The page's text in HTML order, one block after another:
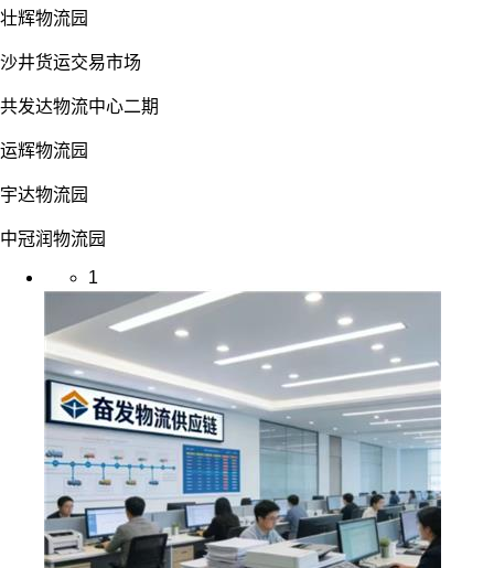
壮辉物流园
沙井货运交易市场
共发达物流中心二期
运辉物流园
宇达物流园
中冠润物流园
1